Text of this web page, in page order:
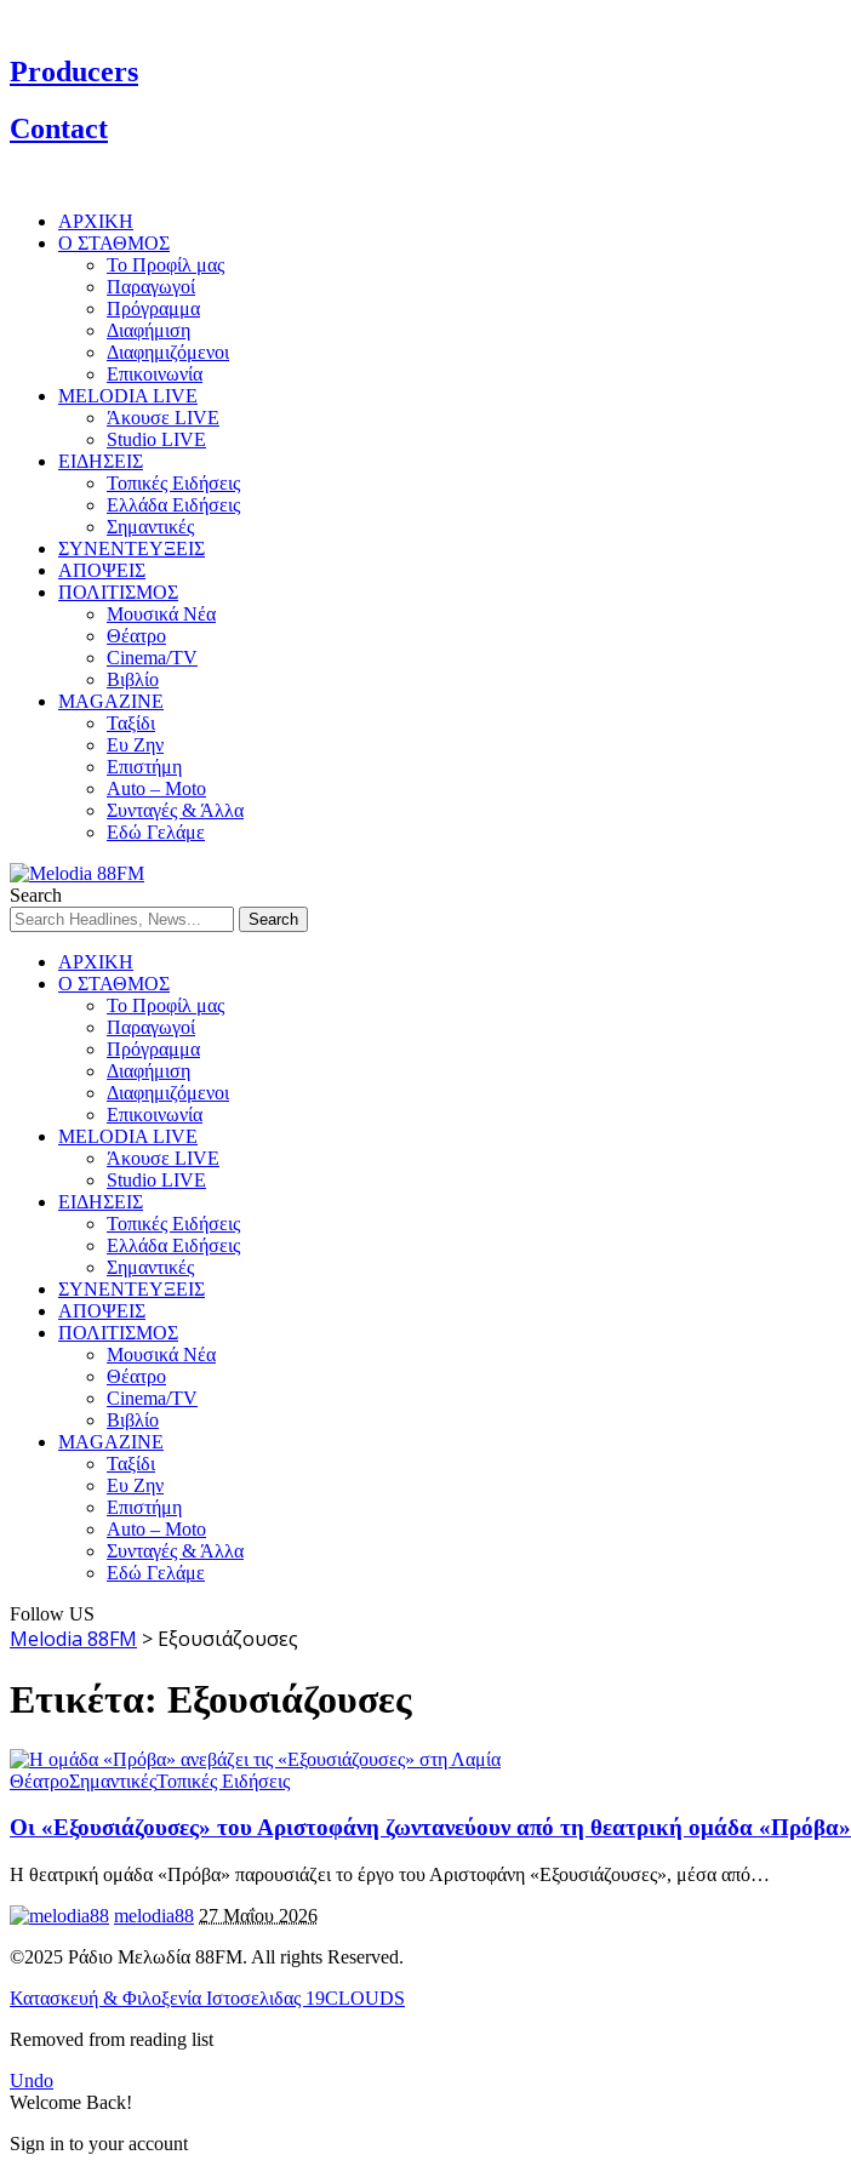
Producers
Contact
ΑΡΧΙΚΗ
Ο ΣΤΑΘΜΟΣ
Το Προφίλ μας
Παραγωγοί
Πρόγραμμα
Διαφήμιση
Διαφημιζόμενοι
Επικοινωνία
MELODIA LIVE
Άκουσε LIVE
Studio LIVE
ΕΙΔΗΣΕΙΣ
Τοπικές Ειδήσεις
Ελλάδα Ειδήσεις
Σημαντικές
ΣΥΝΕΝΤΕΥΞΕΙΣ
ΑΠΟΨΕΙΣ
ΠΟΛΙΤΙΣΜΟΣ
Μουσικά Νέα
Θέατρο
Cinema/TV
Βιβλίο
MAGAZINE
Ταξίδι
Ευ Ζην
Επιστήμη
Auto – Moto
Συνταγές & Άλλα
Εδώ Γελάμε
Search
ΑΡΧΙΚΗ
Ο ΣΤΑΘΜΟΣ
Το Προφίλ μας
Παραγωγοί
Πρόγραμμα
Διαφήμιση
Διαφημιζόμενοι
Επικοινωνία
MELODIA LIVE
Άκουσε LIVE
Studio LIVE
ΕΙΔΗΣΕΙΣ
Τοπικές Ειδήσεις
Ελλάδα Ειδήσεις
Σημαντικές
ΣΥΝΕΝΤΕΥΞΕΙΣ
ΑΠΟΨΕΙΣ
ΠΟΛΙΤΙΣΜΟΣ
Μουσικά Νέα
Θέατρο
Cinema/TV
Βιβλίο
MAGAZINE
Ταξίδι
Ευ Ζην
Επιστήμη
Auto – Moto
Συνταγές & Άλλα
Εδώ Γελάμε
Follow US
Melodia 88FM > Εξουσιάζουσες
Ετικέτα: Εξουσιάζουσες
ΘέατροΣημαντικέςΤοπικές Ειδήσεις
Οι «Εξουσιάζουσες» του Αριστοφάνη ζωντανεύουν από τη θεατρική ομάδα «Πρόβα»
Η θεατρική ομάδα «Πρόβα» παρουσιάζει το έργο του Αριστοφάνη «Εξουσιάζουσες», μέσα από…
melodia88 27 Μαΐου 2026
©2025 Ράδιο Μελωδία 88FM. All rights Reserved.
Κατασκευή & Φιλοξενία Ιστοσελιδας 19CLOUDS
Removed from reading list
Undo
Welcome Back!
Sign in to your account